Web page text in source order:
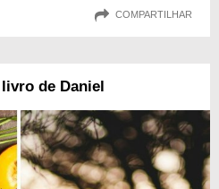
COMPARTILHAR
de Daniel